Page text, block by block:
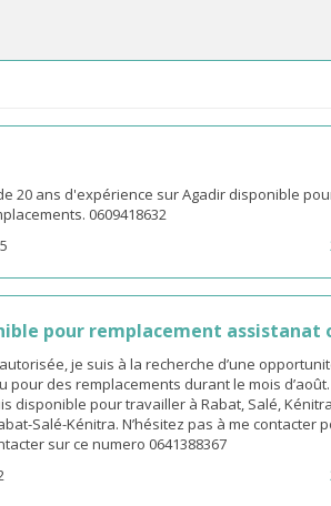
20 ans d'expérience sur Agadir disponible
0609418632
pour remplacement assistanat
je suis à la recherche d’une
des remplacements durant le mois
disponible pour travailler à Rabat, Salé,
Salé-Kénitra. N’hésitez pas à me contacter
sur ce numero 0641388367